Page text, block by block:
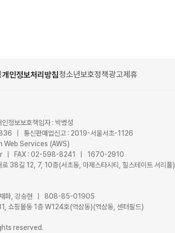
개인정보처리방침청소년보호정책광고제휴
정보보호책임자 : 박병성
| 통신판매업신고 : 2019-서울서초-1126
Web Services (AWS)
| FAX : 02-598-8241 | 1670-2910
로 38길 12, 7, 10층(서초동, 마제스타시티, 힐스테이트 서리풀)
화, 강승현 | 808-85-01905
쇼핑몰동 1층 W124호(역삼동)(역삼동, 센터필드)
reserved.